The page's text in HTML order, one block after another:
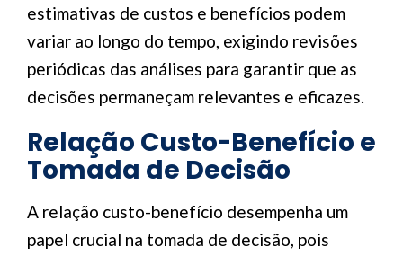
estimativas de custos e benefícios podem
variar ao longo do tempo, exigindo revisões
periódicas das análises para garantir que as
decisões permaneçam relevantes e eficazes.
Relação Custo-Benefício e
Tomada de Decisão
A relação custo-benefício desempenha um
papel crucial na tomada de decisão, pois